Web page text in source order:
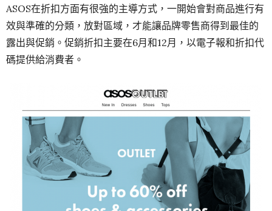
ASOS在折扣方面有很強的主導方式，一開始會對商品進行有
效與準確的分類，放對區域，才能讓品牌零售商得到最佳的
露出與促銷。促銷折扣主要在6月和12月，以電子報和折扣代
碼提供給消費者。